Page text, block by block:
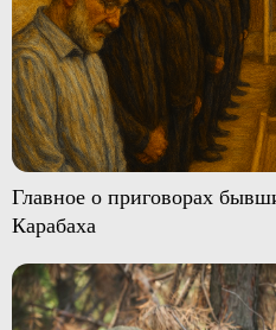
Главное о приговорах
Карабаха